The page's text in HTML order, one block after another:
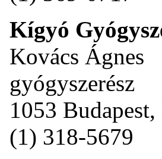
Kígyó
Kovács Ágnes
gyógyszerész
1053
(1) 318-5679